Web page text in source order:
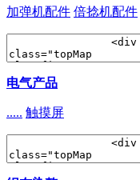
加弹机配件 倍捻机配件
电气产品
..... 触摸屏